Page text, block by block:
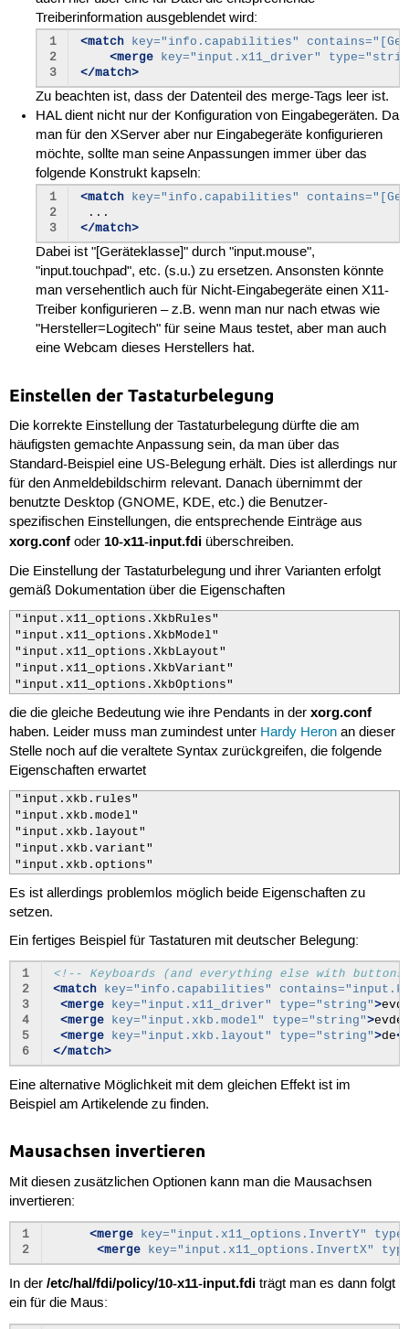
Treiberinformation ausgeblendet wird:
1
2
3
<match key="info.capabilities" contains=
<merge
key="input.x11_driver" type=
</match>
Zu beachten ist, dass der Datenteil des merge-Tags leer ist.
HAL dient nicht nur der Konfiguration von Eingabegeräten. Da
man für den XServer aber nur Eingabegeräte konfigurieren
möchte, sollte man seine Anpassungen immer über das
folgende Konstrukt kapseln:
1
2
3
<match key="info.capabilities" contains=
</match>
Dabei ist "[Geräteklasse]" durch "input.mouse",
"input.touchpad", etc. (s.u.) zu ersetzen. Ansonsten könnte
man versehentlich auch für Nicht-Eingabegeräte einen X11-
Treiber konfigurieren – z.B. wenn man nur nach etwas wie
"Hersteller=Logitech" für seine Maus testet, aber man auch
eine Webcam dieses Herstellers hat.
Einstellen der Tastaturbelegung
Die korrekte Einstellung der Tastaturbelegung dürfte die am
häufigsten gemachte Anpassung sein, da man über das
Standard-Beispiel eine US-Belegung erhält. Dies ist allerdings nur
für den Anmeldebildschirm relevant. Danach übernimmt der
benutzte Desktop (GNOME, KDE, etc.) die Benutzer-
spezifischen Einstellungen, die entsprechende Einträge aus
xorg.confoder 10-x11-input.fdiüberschreiben.
Die Einstellung der Tastaturbelegung und ihrer Varianten erfolgt
gemäß Dokumentation über die Eigenschaften
"input.x11_options.XkbRules"
"input.x11_options.XkbModel"
"input.x11_options.XkbLayout"
"input.x11_options.XkbVariant"
"input.x11_options.XkbOptions"
die die gleiche Bedeutung wie ihre Pendants in der xorg.conf
haben. Leider muss man zumindest unter Hardy Heronan dieser
Stelle noch auf die veraltete Syntax zurückgreifen, die folgende
Eigenschaften erwartet
"input.xkb.rules"
"input.xkb.model"
"input.xkb.layout"
"input.xkb.variant"
"input.xkb.options"
Es ist allerdings problemlos möglich beide Eigenschaften zu
setzen.
Ein fertiges Beispiel für Tastaturen mit deutscher Belegung:
1
2
3
4
5
6
<!-- Keyboards (and everything else with
<match
key="info.capabilities" contains=
<merge
key="input.x11_driver" type="string">
<merge
key="input.xkb.model" type="string">
<merge
key="input.xkb.layout" type="string">de
</match>
Eine alternative Möglichkeit mit dem gleichen Effekt ist im
Beispiel am Artikelende zu finden.
Mausachsen invertieren
Mit diesen zusätzlichen Optionen kann man die Mausachsen
invertieren:
1
2
<merge key="input.x11_options.InvertY"
<merge
key="input.x11_options.InvertX"
In der /etc/hal/fdi/policy/10-x11-input.fditrägt man es dann folgt
ein für die Maus: